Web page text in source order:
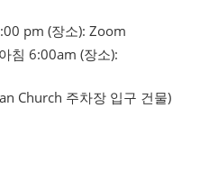
pm (장소): Zoom
침 6:00am (장소):
Church 주차장 입구 건물)